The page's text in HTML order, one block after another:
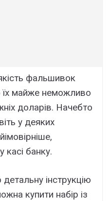
фальшивок
їх майже неможливо
доларів. Начебто
у деяких
касі банку.
інструкцію
купити набір із